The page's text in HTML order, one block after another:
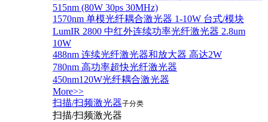
515nm (80W 30ps 30MHz)
1570nm 单模光纤耦合激光器 1-10W 台式/模块
LumIR 2800 中红外连续功率光纤激光器 2.8um
10W
488nm 连续光纤激光器和放大器 高达2W
780nm 高功率超快光纤激光器
450nm120W光纤耦合激光器
More>>
扫描/扫频激光器子分类
扫描/扫频激光器